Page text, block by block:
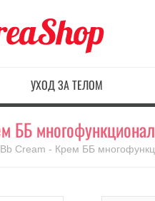
УХОД ЗА ТЕЛОМ
ББ
Cream - Крем ББ